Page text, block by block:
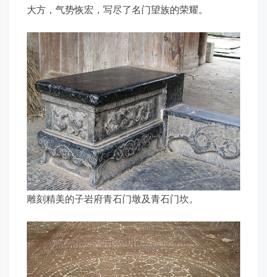
大方，气势恢宏，写尽了名门望族的荣耀。
雕刻精美的子岩府青石门墩及青石门坎。